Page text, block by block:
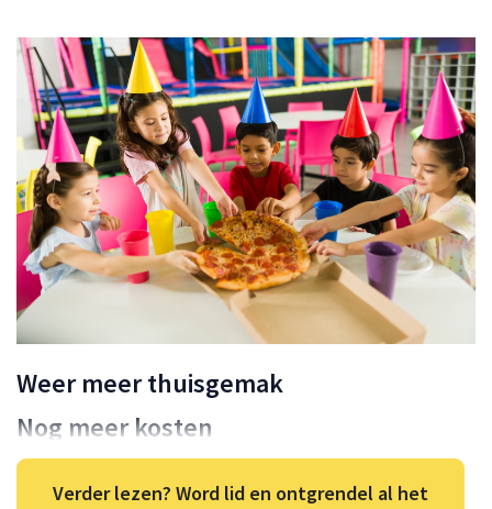
Weer meer thuisgemak
Nog meer kosten
Verder lezen? Word lid en ontgrendel al het